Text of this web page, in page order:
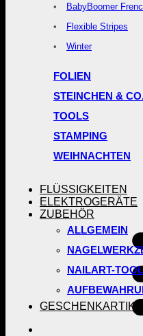
BabyBoomer
Flexible Stripes
Winter
FOLIEN
STEINCHEN &
TOOLS
STAMPING
WEIHNACHTEN
FLÜSSIGKEITEN
ELEKTROGERÄTE
ZUBEHÖR
ALLGEMEIN
NAILART-
GESCHENKARTIKEL